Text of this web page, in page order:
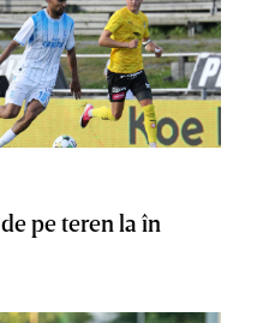
pe teren la în